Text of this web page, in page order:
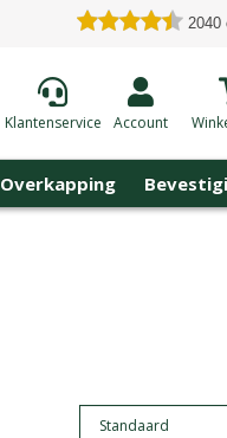
2040
Klantenservice Account
Overkapping